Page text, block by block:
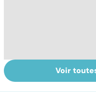
Sclérose latérale
amyotrophique :
Voir